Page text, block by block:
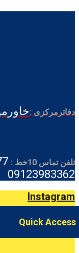
دفاترمرکزی :
تلفن تماس 10خط :
09123983362
Instagram
Quick Access